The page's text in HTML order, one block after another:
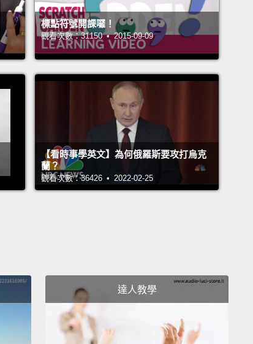
can exert more force than commas do—
into compartments and grouping items
The semicolon breaks things up, but
connections.
，它們看起來好像很嚇人；接著，它們變得豁然
你會發現自己愛上這些討喜的標點符號。雖然逗
同的部分，還是很容易會搞混什麼東西屬於哪
號跑進來救援。在像列表一樣的句子中，分號可
更多力－－將句子切成一個個區塊，還有將同屬
起。分號將事物拆開，但它也建立起連結。
they're related in some way.
Semicolons
great mystery to me.
there's nothing wrong with that.
can stand alone.
But imagine they
標點符號開課囉！
觀看次數：31150 • 2015-09-09
【看時事學英文】為何俄羅斯要攻打烏克
蘭？
觀看次數：36426 • 2022-02-25
達人教學